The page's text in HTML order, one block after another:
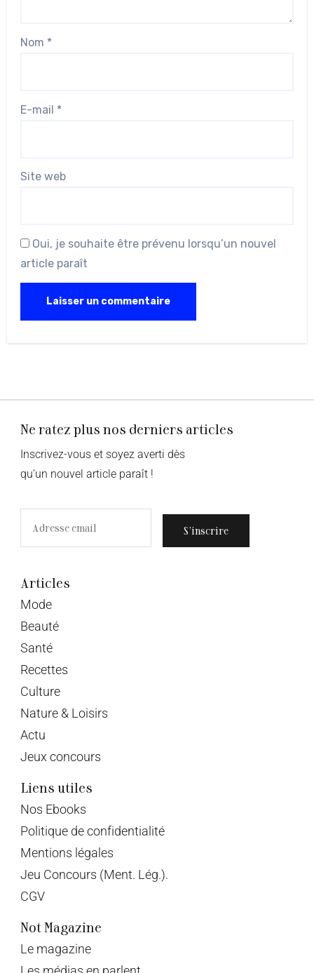
Nom *
E-mail *
Site web
Oui, je souhaite être prévenu lorsqu’un nouvel
article paraît
Ne ratez plus nos derniers articles
Inscrivez-vous et soyez averti dès
qu’un nouvel article paraît !
S’inscrire
Articles
Mode
Beauté
Santé
Recettes
Culture
Nature & Loisirs
Actu
Jeux concours
Liens utiles
Nos Ebooks
Politique de confidentialité
Mentions légales
Jeu Concours (Ment. Lég.).
CGV
Not Magazine
Le magazine